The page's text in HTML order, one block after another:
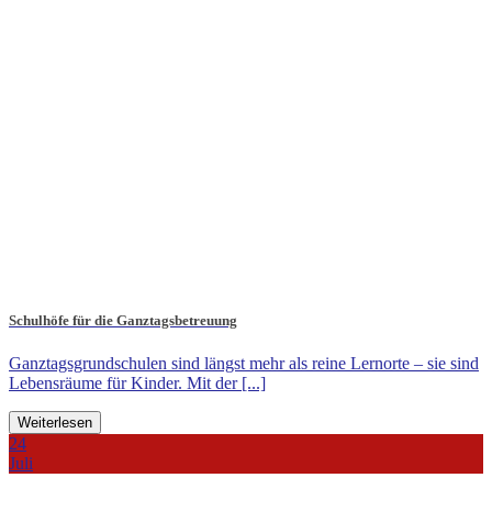
Schulhöfe für die Ganztagsbetreuung
Ganztagsgrundschulen sind längst mehr als reine Lernorte – sie sind
Lebensräume für Kinder. Mit der [...]
Weiterlesen
24
Juli